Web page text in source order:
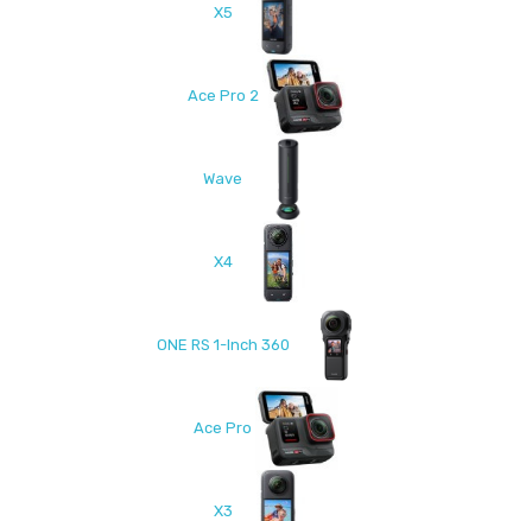
X5
Ace Pro 2
Wave
X4
ONE RS 1-Inch 360
Ace Pro
X3